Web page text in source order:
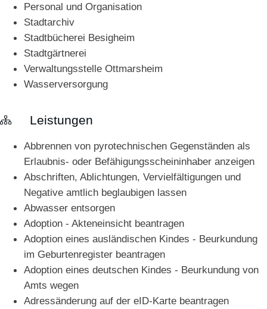
Personal und Organisation
Stadtarchiv
Stadtbücherei Besigheim
Stadtgärtnerei
Verwaltungsstelle Ottmarsheim
Wasserversorgung
Leistungen
Abbrennen von pyrotechnischen Gegenständen als
Erlaubnis- oder Befähigungsscheininhaber anzeigen
Abschriften, Ablichtungen, Vervielfältigungen und
Negative amtlich beglaubigen lassen
Abwasser entsorgen
Adoption - Akteneinsicht beantragen
Adoption eines ausländischen Kindes - Beurkundung
im Geburtenregister beantragen
Adoption eines deutschen Kindes - Beurkundung von
Amts wegen
Adressänderung auf der eID-Karte beantragen